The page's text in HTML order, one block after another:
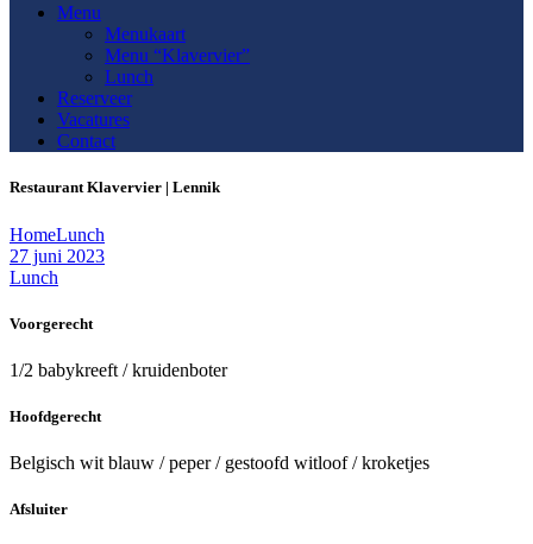
Menu
Menukaart
Menu “Klavervier”
Lunch
Reserveer
Vacatures
Contact
Restaurant Klavervier | Lennik
HomeLunch
27 juni 2023
Lunch
Voorgerecht
1/2 babykreeft / kruidenboter
Hoofdgerecht
Belgisch wit blauw / peper / gestoofd witloof / kroketjes
Afsluiter